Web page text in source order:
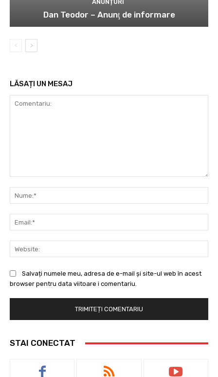
ANUNȚURI
Dan Teodor – Anunţ de informare
LĂSAȚI UN MESAJ
Salvați numele meu, adresa de e-mail și site-ul web în acest
browser pentru data viitoare i comentariu.
STAI CONECTAT